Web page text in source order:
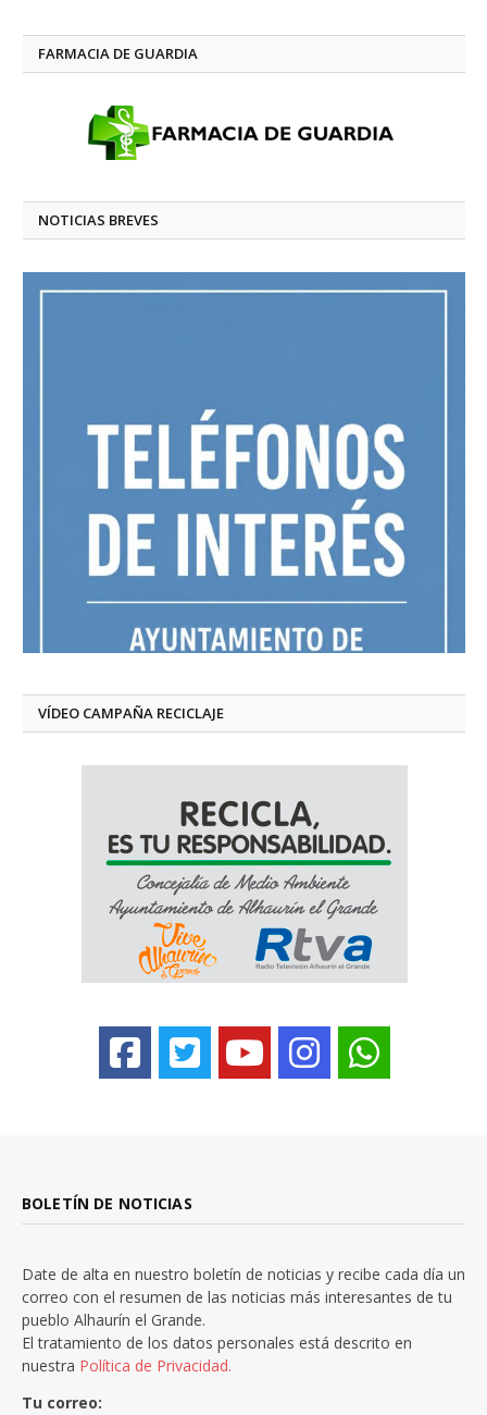
FARMACIA DE GUARDIA
NOTICIAS BREVES
VÍDEO CAMPAÑA RECICLAJE
BOLETÍN DE NOTICIAS
Date de alta en nuestro boletín de noticias y recibe cada día un
correo con el resumen de las noticias más interesantes de tu
pueblo Alhaurín el Grande.
El tratamiento de los datos personales está descrito en
nuestra Política de Privacidad.
Tu correo: